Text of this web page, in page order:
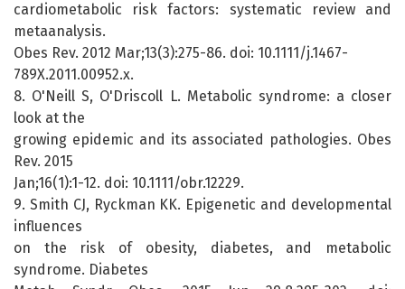
cardiometabolic risk factors: systematic review and
metaanalysis.
Obes Rev. 2012 Mar;13(3):275-86. doi: 10.1111/j.1467-
789X.2011.00952.x.
8. O'Neill S, O'Driscoll L. Metabolic syndrome: a closer
look at the
growing epidemic and its associated pathologies. Obes
Rev. 2015
Jan;16(1):1-12. doi: 10.1111/obr.12229.
9. Smith CJ, Ryckman KK. Epigenetic and developmental
influences
on the risk of obesity, diabetes, and metabolic
syndrome. Diabetes